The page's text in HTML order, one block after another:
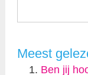
Meest
Ben jij